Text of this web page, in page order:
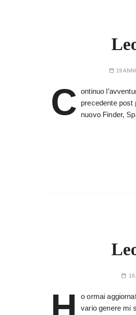
19
C ontinuo
precedente post
nuovo Finder,
19
o ormai
vario genere mi